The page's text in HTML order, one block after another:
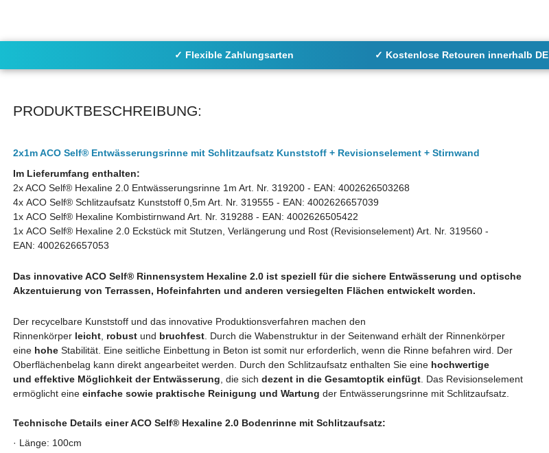
✓ Flexible Zahlungsarten ✓ Kostenlose Retouren innerhalb DE
PRODUKTBESCHREIBUNG:
2x1m ACO Self® Entwässerungsrinne mit Schlitzaufsatz Kunststoff + Revisionselement + Stirnwand
Im Lieferumfang enthalten:
2x ACO Self® Hexaline 2.0 Entwässerungsrinne 1m Art. Nr. 319200 - EAN: 4002626503268
4x ACO Self® Schlitzaufsatz Kunststoff 0,5m Art. Nr. 319555 - EAN: 4002626657039
1x ACO Self® Hexaline Kombistirnwand Art. Nr. 319288 - EAN: 4002626505422
1x ACO Self® Hexaline 2.0 Eckstück mit Stutzen, Verlängerung und Rost (Revisionselement) Art. Nr. 319560 -
EAN: 4002626657053
Das innovative ACO Self® Rinnensystem Hexaline 2.0 ist speziell für die sichere Entwässerung und optische
Akzentuierung von Terrassen, Hofeinfahrten und anderen versiegelten Flächen entwickelt worden.
Der recycelbare Kunststoff und das innovative Produktionsverfahren machen den
Rinnenkörper leicht robust und bruchfest . Durch die Wabenstruktur in der Seitenwand erhält der Rinnenkörper
eine hohe Stabilität. Eine seitliche Einbettung in Beton ist somit nur erforderlich, wenn die Rinne befahren wird. Der
Oberflächenbelag kann direkt angearbeitet werden. Durch den Schlitzaufsatz enthalten Sie eine hochwertige
und effektive Möglichkeit der Entwässerung , die sich dezent in die Gesamtoptik einfügt Das Revisionselement
ermöglicht eine einfache sowie praktische Reinigung und Wartung der Entwässerungsrinne mit Schlitzaufsatz.
Technische Details einer ACO Self® Hexaline 2.0 Bodenrinne mit Schlitzaufsatz:
· Länge: 100cm